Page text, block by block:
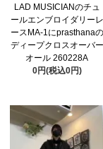
LAD MUSICIANのチュ
ールエンブロイダリーレ
ースMA-1にprasthanaの
ディープクロスオーバー
オール 260228A
0円(税込0円)